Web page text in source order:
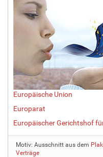
Europäische Union
Europarat
Europäischer Gerichtshof
Motiv: Ausschnitt aus dem
Verträge